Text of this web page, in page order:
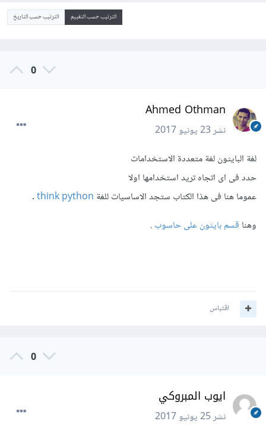
الترتيب حسب التقييم الترتيب حسب التاريخ
0
Ahmed Othman
نشر23 يونيو 2017
لغة البايثون لغة متعددة الاستخدامات
حدد فى اى اتجاه تريد استخدامها اولا
عموما هنا فى هذا الكتاب ستجد الاساسيات للغة think python
.
وهنا قسم بايثون على حاسوب.
اقتباس
0
ايوب المبروكي
نشر25 يونيو 2017